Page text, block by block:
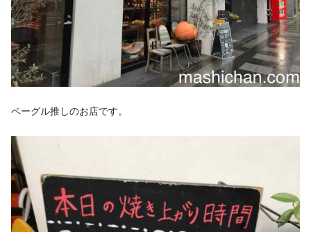
ベーグル推しのお店です。